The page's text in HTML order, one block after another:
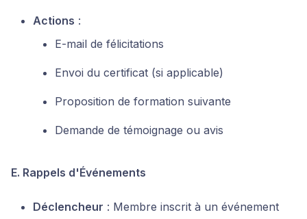
Actions :
E-mail de félicitations
Envoi du certificat (si applicable)
Proposition de formation suivante
Demande de témoignage ou avis
E. Rappels d'Événements
Déclencheur : Membre inscrit à un événement